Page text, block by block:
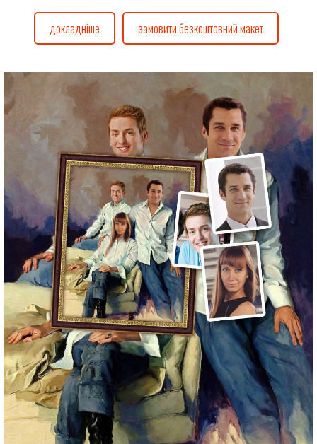
докладніше замовити безкоштовний макет